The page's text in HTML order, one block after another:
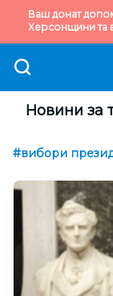
Ваш донат
Херсонщини та
Новини за
#вибори